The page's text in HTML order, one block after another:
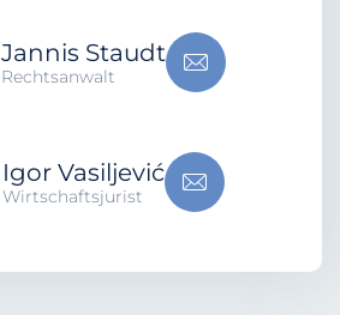
Jannis Staudt
Rechtsanwalt
Igor Vasiljević
Wirtschafts­jurist